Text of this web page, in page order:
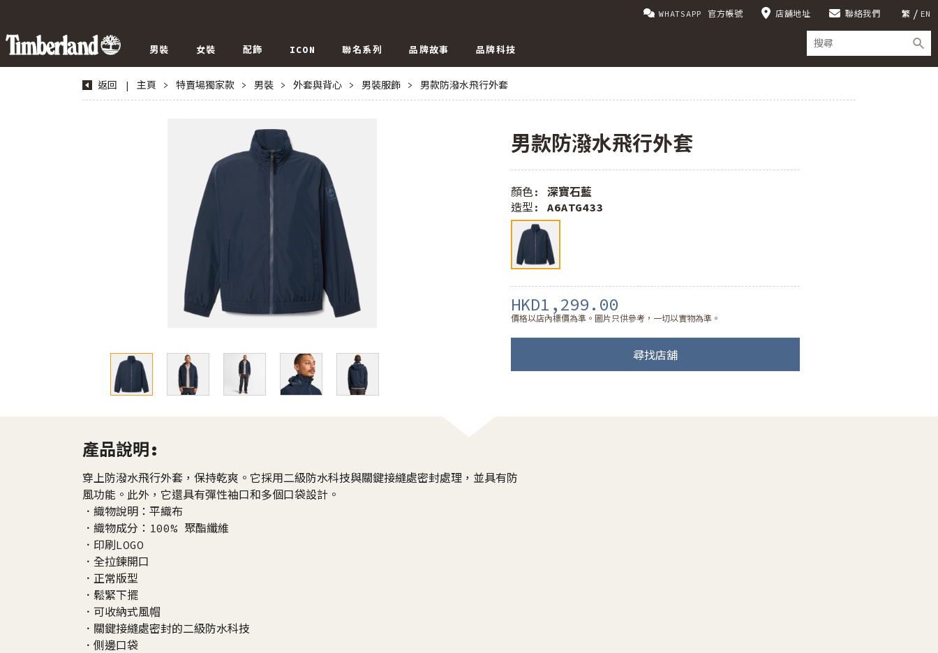
繁 EN
WHATSAPP 官方帳號 店舖地址 聯絡我們
男裝 女裝 配飾 ICON 聯名系列 品牌故事 品牌科技
返回 | 主頁 > 特賣場獨家款 > 男裝 > 外套與背心 > 男裝服飾 > 男款防潑水飛行外套
男款防潑水飛行外套
顏色: 深寶石藍
造型: A6ATG433
HKD1,299.00
價格以店內標價為準。圖片只供參考，一切以實物為準。
尋找店舖
產品說明:
穿上防潑水飛行外套，保持乾爽。它採用二級防水科技與關鍵接縫處密封處理，並具有防
風功能。此外，它還具有彈性袖口和多個口袋設計。
．織物說明：平織布
．織物成分：100% 聚酯纖維
．印刷LOGO
．全拉鍊開口
．正常版型
．鬆緊下擺
．可收納式風帽
．關鍵接縫處密封的二級防水科技
．側邊口袋